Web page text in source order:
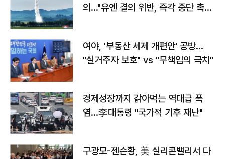
의…"유엔 결의 위반, 즉각 중단 촉
여야, '부동산 세제 개편안' 공방…
"실거주자 보호" vs "무책임의 극치"
경제성장까지 갉아먹는 역대급 폭
염…李대통령 "국가적 기후 재난"
구광모-젠슨황, 美 실리콘밸리서 다